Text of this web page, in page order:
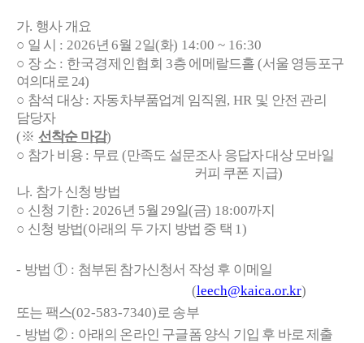
가. 행사 개요
○ 일 시 : 2026년6월 2일(화) 14:00 ~ 16:30
○ 장 소 : 한국경제인협회 3층 에메랄드홀 (서울 영등포구
여의대로 24)
○ 참석 대상: 자동차부품업계 임직원, HR 및 안전 관리
담당자
(※ 선착순 마감)
○ 참가 비용 : 무료 (만족도 설문조사 응답자 대상 모바일
커피 쿠폰 지급)
나. 참가 신청 방법
○ 신청 기한: 2026년 5월29일(금) 18:00까지
○ 신청 방법(아래의 두 가지 방법 중 택 1)
- 방법 ① : 첨부된 참가신청서 작성 후 이메일
(leech@kaica.or.kr)
또는 팩스(02-583-7340)로 송부
- 방법 ② : 아래의 온라인 구글폼 양식 기입 후 바로 제출